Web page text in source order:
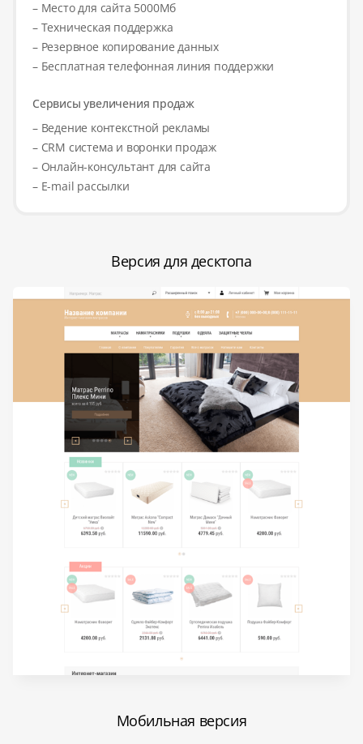
– Место для сайта 5000Мб
– Техническая поддержка
– Резервное копирование данных
– Бесплатная телефонная линия поддержки
Сервисы увеличения продаж
– Ведение контекстной рекламы
– CRM система и воронки продаж
– Онлайн-консультант для сайта
– E-mail рассылки
Версия для десктопа
Мобильная версия